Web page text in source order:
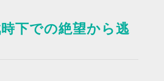
下での絶望から逃